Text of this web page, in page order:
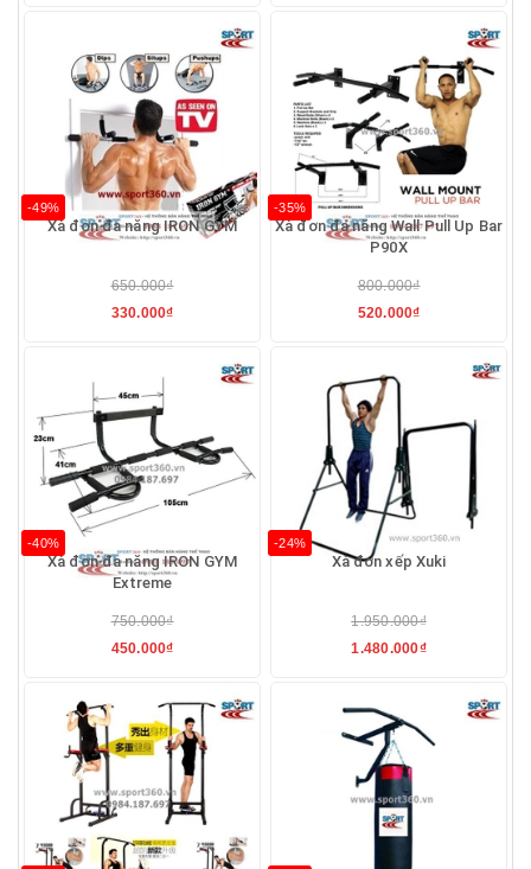
-49%
Xà đơn đa năng IRON GYM
650.000₫
330.000₫
-35%
Xà đơn đa năng Wall Pull Up Bar
P90X
800.000₫
520.000₫
-40%
Xà đơn đa năng IRON GYM
Extreme
750.000₫
450.000₫
-24%
Xà đơn xếp Xuki
1.950.000₫
1.480.000₫